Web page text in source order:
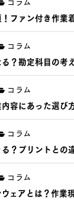
ファン付き作業
コラム
？勘定科目の考
コラム
容にあった選び
コラム
？プリントとの
コラム
ェアとは？作業